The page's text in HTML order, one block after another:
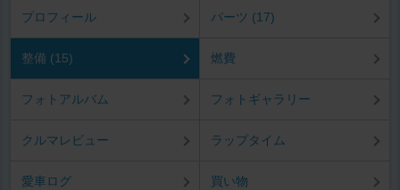
プロフィール パーツ (17)
整備 (15) 燃費
フォトアルバム フォトギャラリー
クルマレビュー ラップタイム
愛車ログ 買い物